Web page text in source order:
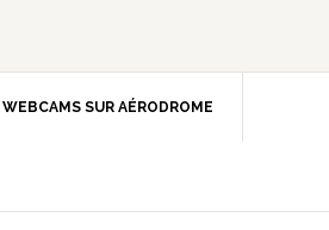
WEBCAMS SUR AÉRODROME